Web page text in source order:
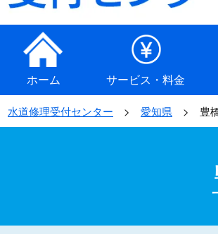
ホーム サービス・料金
水道修理受付センター 愛知県 豊